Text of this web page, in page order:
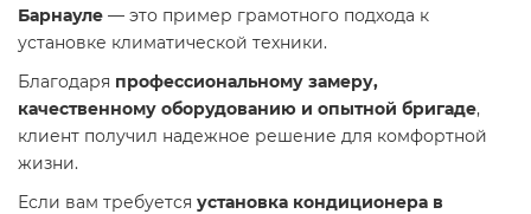
Барнауле — это пример грамотного подхода к
установке климатической техники.
Благодаря профессиональному замеру,
качественному оборудованию и опытной бригаде,
клиент получил надежное решение для комфортной
жизни.
Если вам требуется установка кондиционера в